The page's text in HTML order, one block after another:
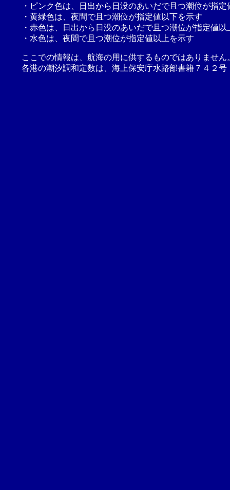
・ピンク色は、日出から日没のあいだで且つ潮位が指
・黄緑色は、夜間で且つ潮位が指定値以下を示す
・赤色は、日出から日没のあいだで且つ潮位が指定値以
・水色は、夜間で且つ潮位が指定値以上を示す
ここでの情報は、航海の用に供するものではありませ
各港の潮汐調和定数は、海上保安庁水路部書籍７４２